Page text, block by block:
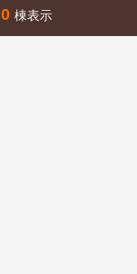
棟表示